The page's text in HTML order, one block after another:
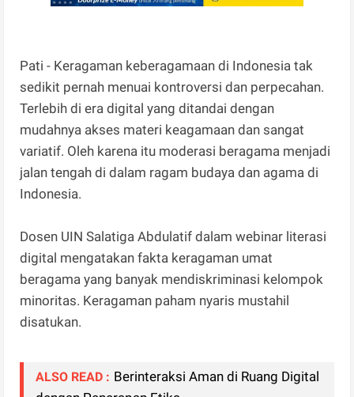
Pati - Keragaman keberagamaan di Indonesia tak
sedikit pernah menuai kontroversi dan perpecahan.
Terlebih di era digital yang ditandai dengan
mudahnya akses materi keagamaan dan sangat
variatif. Oleh karena itu moderasi beragama menjadi
jalan tengah di dalam ragam budaya dan agama di
Indonesia.
Dosen UIN Salatiga Abdulatif dalam webinar literasi
digital mengatakan fakta keragaman umat
beragama yang banyak mendiskriminasi kelompok
minoritas. Keragaman paham nyaris mustahil
disatukan.
ALSO READ : Berinteraksi Aman di Ruang Digital